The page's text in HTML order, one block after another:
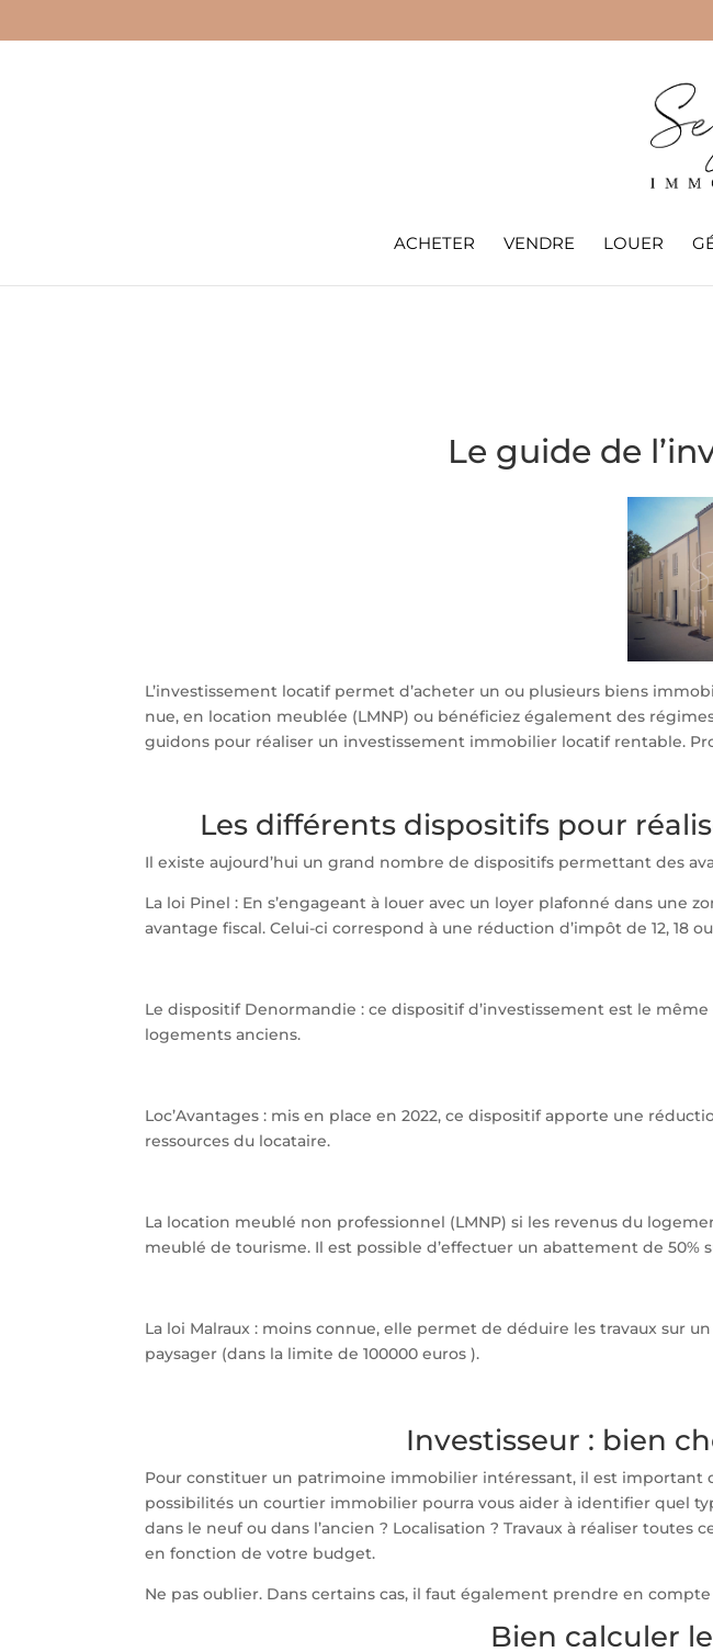
ACHETER VENDRE LOUER
Le guide de
L’investissement locatif permet d’acheter un ou plusieurs biens
nue, en location meublée (LMNP) ou bénéficiez également des
guidons pour réaliser un investissement immobilier locatif rentable.
Les différents dispositifs pour
Il existe aujourd’hui un grand nombre de dispositifs permettant des
La loi Pinel : En s’engageant à louer avec un loyer plafonné dans une
avantage fiscal. Celui-ci correspond à une réduction d’impôt de 12,
Le dispositif Denormandie : ce dispositif d’investissement est le
logements anciens.
Loc’Avantages : mis en place en 2022, ce dispositif apporte une
ressources du locataire.
La location meublé non professionnel (LMNP) si les revenus du
meublé de tourisme. Il est possible d’effectuer un abattement de 50%
La loi Malraux : moins connue, elle permet de déduire les travaux
paysager (dans la limite de 100000 euros ).
Investisseur : bien
Pour constituer un patrimoine immobilier intéressant, il est important
possibilités un courtier immobilier pourra vous aider à identifier quel
dans le neuf ou dans l’ancien ? Localisation ? Travaux à réaliser
en fonction de votre budget.
Ne pas oublier. Dans certains cas, il faut également prendre en
Bien calculer